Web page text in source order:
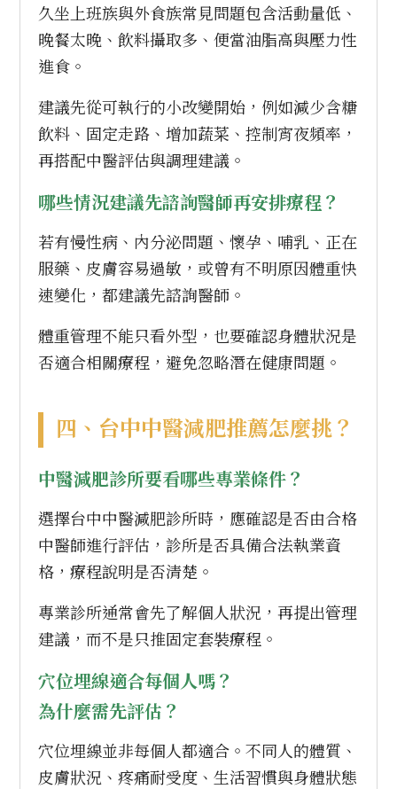
久坐上班族與外食族常見問題包含活動量低、
晚餐太晚、飲料攝取多、便當油脂高與壓力性
進食。
建議先從可執行的小改變開始，例如減少含糖
飲料、固定走路、增加蔬菜、控制宵夜頻率，
再搭配中醫評估與調理建議。
哪些情況建議先諮詢醫師再安排療程？
若有慢性病、內分泌問題、懷孕、哺乳、正在
服藥、皮膚容易過敏，或曾有不明原因體重快
速變化，都建議先諮詢醫師。
體重管理不能只看外型，也要確認身體狀況是
否適合相關療程，避免忽略潛在健康問題。
四、台中中醫減肥推薦怎麼挑？
中醫減肥診所要看哪些專業條件？
選擇台中中醫減肥診所時，應確認是否由合格
中醫師進行評估，診所是否具備合法執業資
格，療程說明是否清楚。
專業診所通常會先了解個人狀況，再提出管理
建議，而不是只推固定套裝療程。
穴位埋線適合每個人嗎？
為什麼需先評估？
穴位埋線並非每個人都適合。不同人的體質、
皮膚狀況、疼痛耐受度、生活習慣與身體狀態